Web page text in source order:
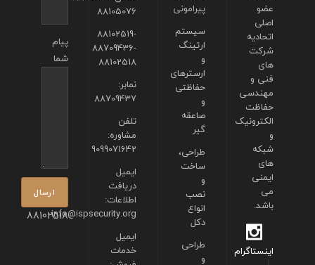
پیام
شما
88102518
88105076
88102519-
88709436-
88102518
نمابر:
88709437
تلفن
مشاوره:
9099071642
ایمیل
دریافت
اطلاعات:
info@ispsecurity.org
ایمیل
خدمات
پیرامونی
سیستم
ارتینگ
و
ارسترهای
حفاظتی
و
صاعقه
گیر
طراحی،
ساخت
و
نصب
انواع
دکل
طراحی
و
عضو
اصلی
اتحادیه
شرکت
های
فنی و
مهندسی
حفاظت
الکترونیک
و
شبکه
های
ایمنی
می
باشد.
اینستاگرام